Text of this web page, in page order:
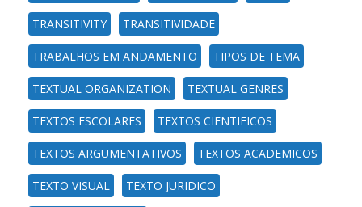
TRANSITIVITY TRANSITIVIDADE
TRABALHOS EM ANDAMENTO TIPOS DE TEMA
TEXTUAL ORGANIZATION TEXTUAL GENRES
TEXTOS ESCOLARES TEXTOS CIENTIFICOS
TEXTOS ARGUMENTATIVOS TEXTOS ACADEMICOS
TEXTO VISUAL TEXTO JURIDICO